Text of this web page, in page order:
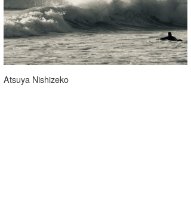
Atsuya Nishizeko